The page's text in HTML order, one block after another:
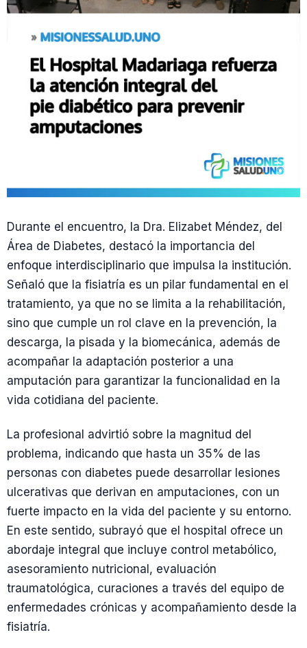
Durante el encuentro, la Dra. Elizabet Méndez, del
Área de Diabetes, destacó la importancia del
enfoque interdisciplinario que impulsa la institución.
Señaló que la fisiatría es un pilar fundamental en el
tratamiento, ya que no se limita a la rehabilitación,
sino que cumple un rol clave en la prevención, la
descarga, la pisada y la biomecánica, además de
acompañar la adaptación posterior a una
amputación para garantizar la funcionalidad en la
vida cotidiana del paciente.
La profesional advirtió sobre la magnitud del
problema, indicando que hasta un 35% de las
personas con diabetes puede desarrollar lesiones
ulcerativas que derivan en amputaciones, con un
fuerte impacto en la vida del paciente y su entorno.
En este sentido, subrayó que el hospital ofrece un
abordaje integral que incluye control metabólico,
asesoramiento nutricional, evaluación
traumatológica, curaciones a través del equipo de
enfermedades crónicas y acompañamiento desde la
fisiatría.